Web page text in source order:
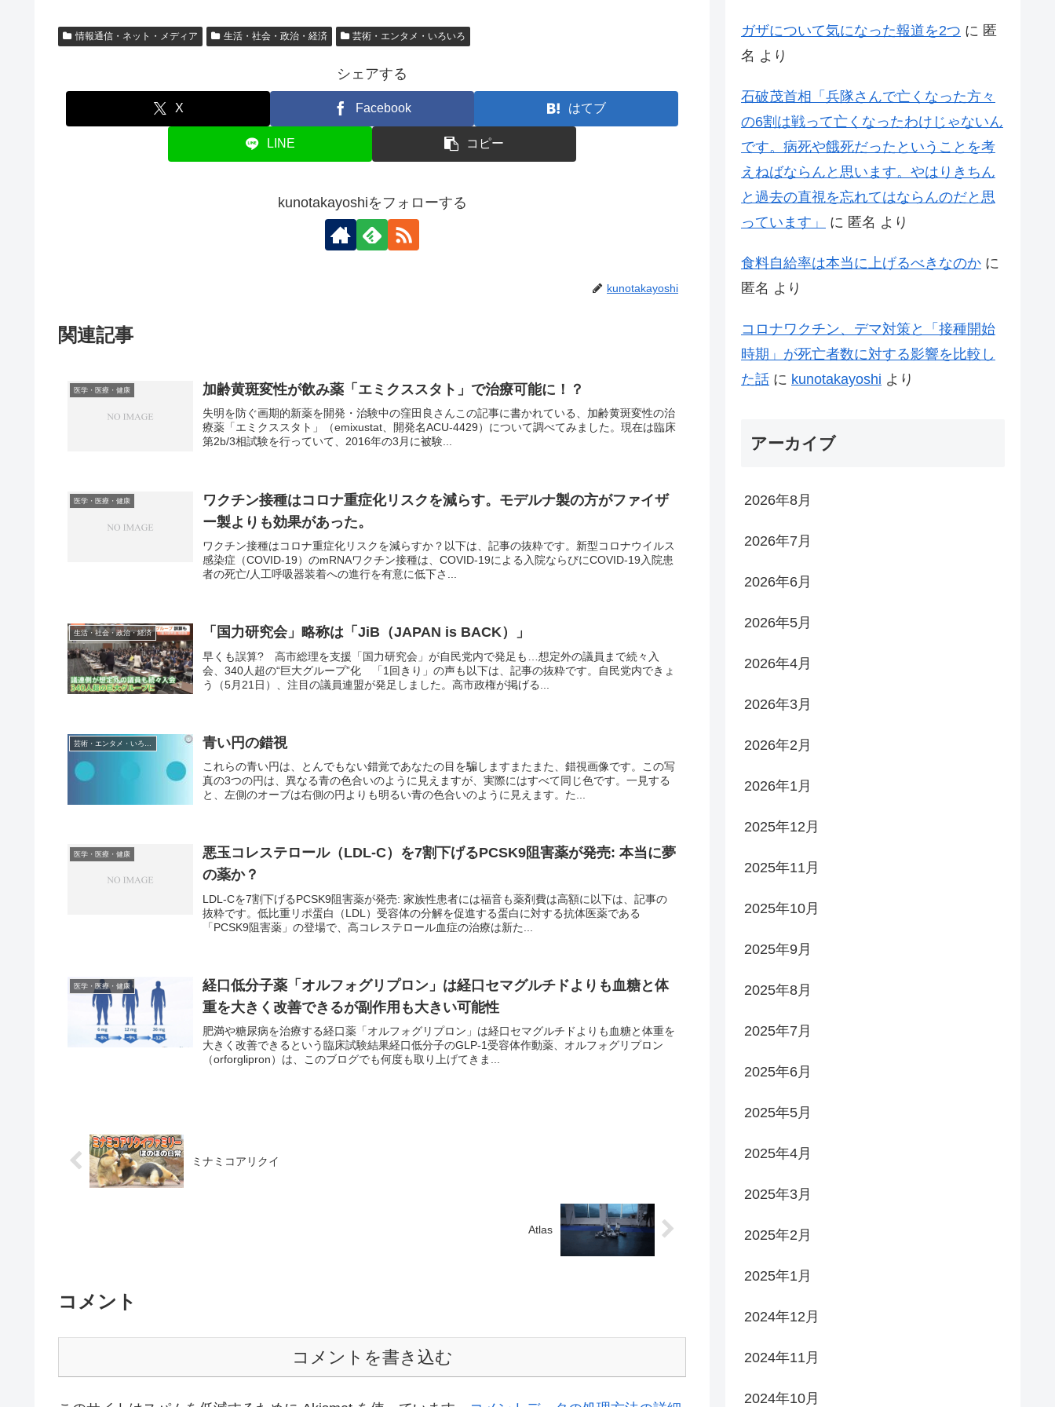
情報通信・ネット・メディア 生活・社会・政治・経済 芸術・エンタメ・いろいろ
シェアする
X Facebook はてブ
LINE コピー
kunotakayoshiをフォローする
kunotakayoshi
関連記事
医学・医療・健康 加齢黄斑変性が飲み薬「エミクススタト」で治療可能に！？
失明を防ぐ画期的新薬を開発・治験中の窪田良さんこの記事に書かれている、加齢黄斑変性の治
療薬「エミクススタト」（emixustat、開発名ACU-4429）について調べてみました。現在は臨床
第2b/3相試験を行っていて、2016年の3月に被験...
医学・医療・健康
ワクチン接種はコロナ重症化リスクを減らす。モデルナ製の方がファイザ
ー製よりも効果があった。
ワクチン接種はコロナ重症化リスクを減らすか？以下は、記事の抜粋です。新型コロナウイルス
感染症（COVID-19）のmRNAワクチン接種は、COVID-19による入院ならびにCOVID-19入院患
者の死亡/人工呼吸器装着への進行を有意に低下さ...
生活・社会・政治・経済 「国力研究会」略称は「JiB（JAPAN is BACK）」
早くも誤算? 高市総理を支援「国力研究会」が自民党内で発足も…想定外の議員まで続々入
会、340人超の“巨大グループ”化 「1回きり」の声も以下は、記事の抜粋です。自民党内できょ
う（5月21日）、注目の議員連盟が発足しました。高市政権が掲げる...
芸術・エンタメ・いろいろ 青い円の錯視
これらの青い円は、とんでもない錯覚であなたの目を騙しますまたまた、錯視画像です。この写
真の3つの円は、異なる青の色合いのように見えますが、実際にはすべて同じ色です。一見する
と、左側のオーブは右側の円よりも明るい青の色合いのように見えます。た...
医学・医療・健康
悪玉コレステロール（LDL-C）を7割下げるPCSK9阻害薬が発売: 本当に夢
の薬か？
LDL-Cを7割下げるPCSK9阻害薬が発売: 家族性患者には福音も薬剤費は高額に以下は、記事の
抜粋です。低比重リポ蛋白（LDL）受容体の分解を促進する蛋白に対する抗体医薬である
「PCSK9阻害薬」の登場で、高コレステロール血症の治療は新た...
医学・医療・健康
経口低分子薬「オルフォグリプロン」は経口セマグルチドよりも血糖と体
重を大きく改善できるが副作用も大きい可能性
肥満や糖尿病を治療する経口薬「オルフォグリプロン」は経口セマグルチドよりも血糖と体重を
大きく改善できるという臨床試験結果経口低分子のGLP-1受容体作動薬、オルフォグリプロン
（orforglipron）は、このブログでも何度も取り上げてきま...
ミナミコアリクイ
Atlas
コメント
コメントを書き込む
ガザについて気になった報道を2つ に 匿
名 より
石破茂首相「兵隊さんで亡くなった方々
の6割は戦って亡くなったわけじゃないん
です。病死や餓死だったということを考
えねばならんと思います。やはりきちん
と過去の直視を忘れてはならんのだと思
っています」
に 匿名 より
食料自給率は本当に上げるべきなのか に
匿名 より
コロナワクチン、デマ対策と「接種開始
時期」が死亡者数に対する影響を比較し
た話 に kunotakayoshi より
アーカイブ
2026年8月
2026年7月
2026年6月
2026年5月
2026年4月
2026年3月
2026年2月
2026年1月
2025年12月
2025年11月
2025年10月
2025年9月
2025年8月
2025年7月
2025年6月
2025年5月
2025年4月
2025年3月
2025年2月
2025年1月
2024年12月
2024年11月
2024年10月